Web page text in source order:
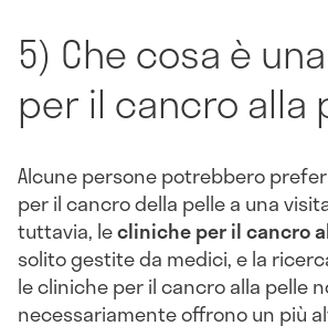
5) Che cosa è
per il cancro alla
Alcune persone potrebbero
per il cancro della pelle a una
tuttavia, lecliniche per il cancro
solito gestite da medici, e la
le cliniche per il cancro alla pelle
necessariamente offrono un più